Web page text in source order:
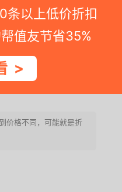
条以上低价折扣
值友节省35%
>
价格不同，可能就是折